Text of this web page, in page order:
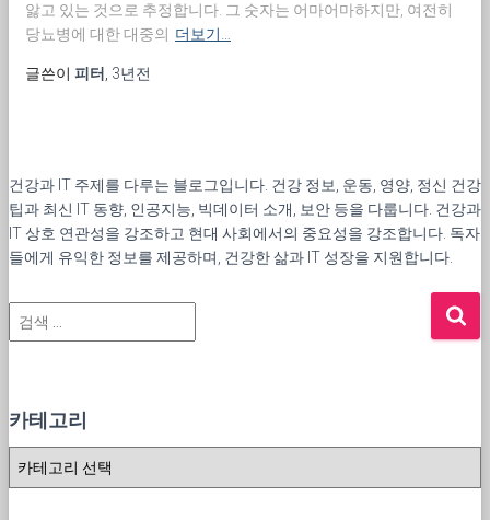
앓고 있는 것으로 추정합니다. 그 숫자는 어마어마하지만, 여전히
당뇨병에 대한 대중의 더보기…
글쓴이 피터 , 3년전
건강과 IT 주제를 다루는 블로그입니다. 건강 정보, 운동, 영양, 정신 건강
팁과 최신 IT 동향, 인공지능, 빅데이터 소개, 보안 등을 다룹니다. 건강과
IT 상호 연관성을 강조하고 현대 사회에서의 중요성을 강조합니다. 독자
들에게 유익한 정보를 제공하며, 건강한 삶과 IT 성장을 지원합니다.
검
색
카테고리